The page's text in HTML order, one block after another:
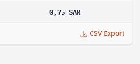
0,75 SAR
CSV Export